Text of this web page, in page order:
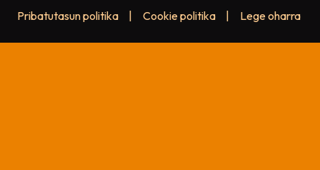
Pribatutasun politika Cookie politika Lege oharra